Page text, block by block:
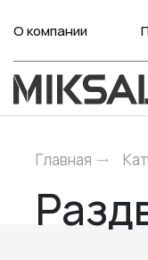
О компании
Главная